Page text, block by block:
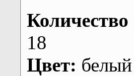
Количество
18
Цвет: белый